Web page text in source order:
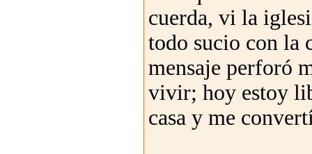
cuerda, vi la
todo sucio con la
mensaje perforó
vivir; hoy estoy
casa y me